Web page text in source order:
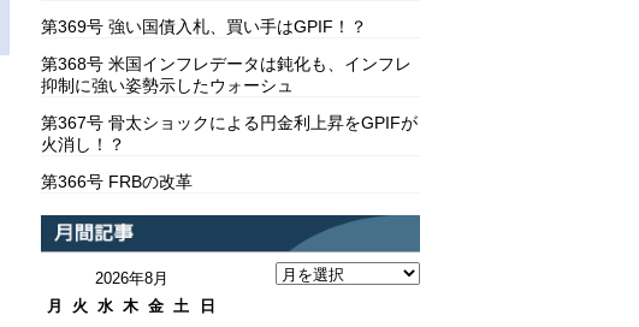
第369号 強い国債入札、買い手はGPIF！？
第368号 米国インフレデータは鈍化も、インフレ
抑制に強い姿勢示したウォーシュ
第367号 骨太ショックによる円金利上昇をGPIFが
火消し！？
第366号 FRBの改革
2026年8月
月
火 水 木 金 土 日